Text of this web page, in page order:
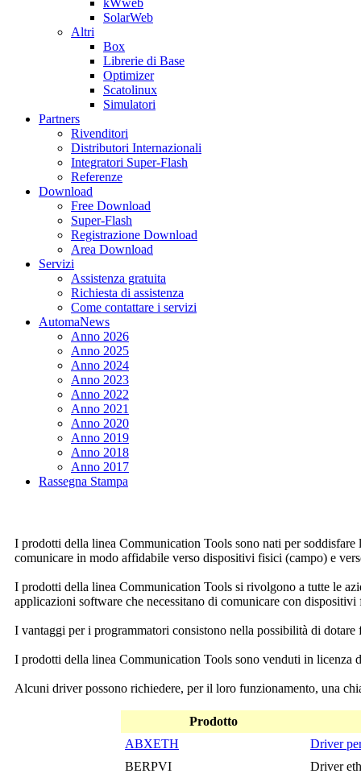
kWweb
SolarWeb
Altri
Box
Librerie di Base
Optimizer
Scatolinux
Simulatori
Partners
Rivenditori
Distributori Internazionali
Integratori Super-Flash
Referenze
Download
Free Download
Super-Flash
Registrazione Download
Area Download
Servizi
Assistenza gratuita
Richiesta di assistenza
Come contattare i servizi
AutomaNews
Anno 2026
Anno 2025
Anno 2024
Anno 2023
Anno 2022
Anno 2021
Anno 2020
Anno 2019
Anno 2018
Anno 2017
Rassegna Stampa
I prodotti della linea Communication Tools sono nati per
comunicare in modo affidabile verso dispositivi fisici (campo) e
I prodotti della linea Communication Tools si rivolgono a tutte le
applicazioni software che necessitano di comunicare con
I vantaggi per i programmatori consistono nella possibilità di
I prodotti della linea Communication Tools sono venduti in licenza
Alcuni driver possono richiedere, per il loro funzionamento, una
Prodotto
ABXETH
Driver
BERPVI
Driver